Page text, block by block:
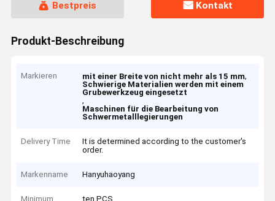
Bestpreis Kontakt
Produkt-Beschreibung
Markieren mit einer Breite von nicht mehr als 15 mm,
Schwierige Materialien werden mit einem
Grubewerkzeug eingesetzt
,
Maschinen für die Bearbeitung von
Schwermetalllegierungen
Delivery Time
It is determined according to the customer's
order.
Markenname Hanyuhaoyang
Minimum
ten PCS